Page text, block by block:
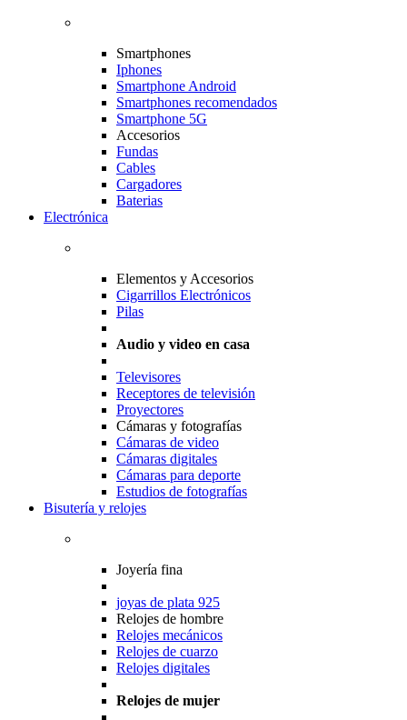
Smartphones
Iphones
Smartphone Android
Smartphones recomendados
Smartphone 5G
Accesorios
Fundas
Cables
Cargadores
Baterias
Electrónica
Elementos y Accesorios
Cigarrillos Electrónicos
Pilas
Audio y video en casa
Televisores
Receptores de televisión
Proyectores
Cámaras y fotografías
Cámaras de video
Cámaras digitales
Cámaras para deporte
Estudios de fotografías
Bisutería y relojes
Joyería fina
joyas de plata 925
Relojes de hombre
Relojes mecánicos
Relojes de cuarzo
Relojes digitales
Relojes de mujer